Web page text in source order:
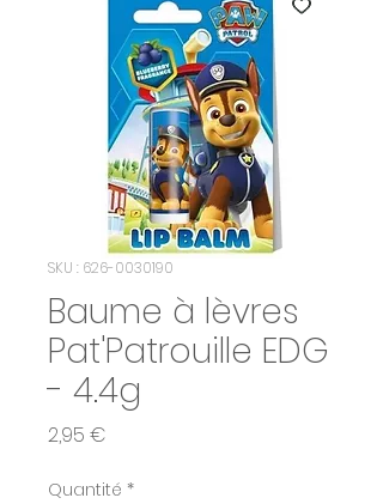
SKU : 626-0030190
Baume à lèvres
Pat'Patrouille EDG
- 4.4g
2,95 €
Quantité *